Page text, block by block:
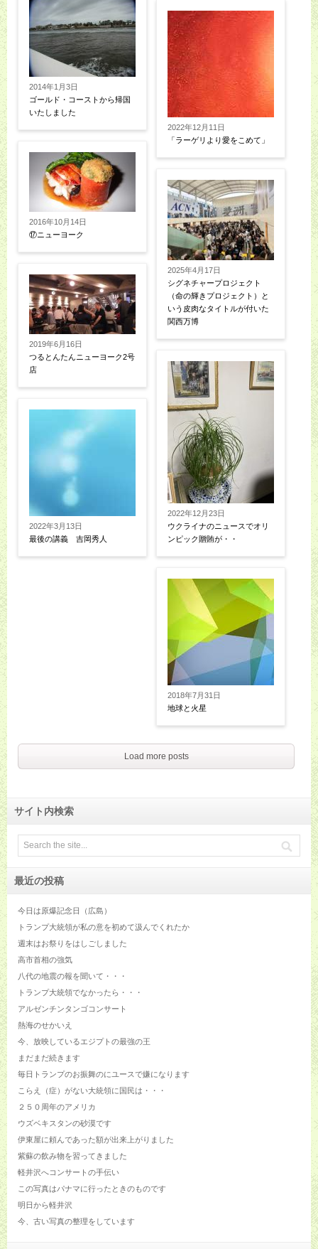
2014年1月3日
ゴールド・コーストから帰国
いたしました
2016年10月14日
⑰ニューヨーク
2019年6月16日
つるとんたんニューヨーク2号
店
2022年3月13日
最後の講義 吉岡秀人
2022年12月11日
「ラーゲリより愛をこめて」
2025年4月17日
シグネチャープロジェクト
（命の輝きプロジェクト）と
いう皮肉なタイトルが付いた
関西万博
2022年12月23日
ウクライナのニュースでオリ
ンピック贈賄が・・
2018年7月31日
地球と火星
Load more posts
サイト内検索
最近の投稿
今日は原爆記念日（広島）
トランプ大統領が私の意を初めて汲んでくれたか
週末はお祭りをはしごしました
高市首相の強気
八代の地震の報を聞いて・・・
トランプ大統領でなかったら・・・
アルゼンチンタンゴコンサート
熱海のせかいえ
今、放映しているエジプトの最強の王
まだまだ続きます
毎日トランプのお振舞のにユースで嫌になります
こらえ（症）がない大統領に国民は・・・
２５０周年のアメリカ
ウズベキスタンの砂漠です
伊東屋に頼んであった額が出来上がりました
紫蘇の飲み物を習ってきました
軽井沢へコンサートの手伝い
この写真はパナマに行ったときのものです
明日から軽井沢
今、古い写真の整理をしています